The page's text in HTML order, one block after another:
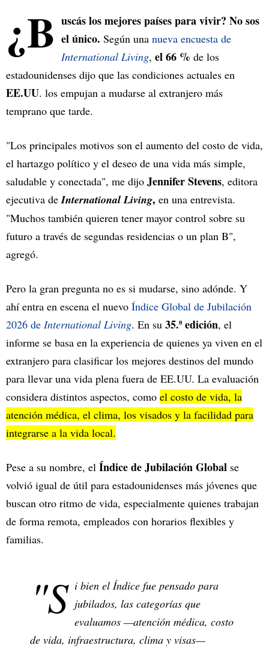
¿B uscás los mejores países para vivir? No sos
el único. Según una nueva encuesta de
International Living, el 66 % de los
estadounidenses dijo que las condiciones actuales en
EE.UU. los empujan a mudarse al extranjero más
temprano que tarde.
"Los principales motivos son el aumento del costo de vida,
el hartazgo político y el deseo de una vida más simple,
saludable y conectada", me dijo Jennifer Stevens, editora
ejecutiva de International Living, en una entrevista.
"Muchos también quieren tener mayor control sobre su
futuro a través de segundas residencias o un plan B",
agregó.
Pero la gran pregunta no es si mudarse, sino adónde. Y
ahí entra en escena el nuevo Índice Global de Jubilación
2026 de International Living. En su 35.ª edición, el
informe se basa en la experiencia de quienes ya viven en el
extranjero para clasificar los mejores destinos del mundo
para llevar una vida plena fuera de EE.UU. La evaluación
considera distintos aspectos, como el costo de vida, la
atención médica, el clima, los visados y la facilidad para
integrarse a la vida local.
Pese a su nombre, el Índice de Jubilación Global se
volvió igual de útil para estadounidenses más jóvenes que
buscan otro ritmo de vida, especialmente quienes trabajan
de forma remota, empleados con horarios flexibles y
familias.
"S i bien el Índice fue pensado para
jubilados, las categorías que
evaluamos —atención médica, costo
de vida, infraestructura, clima y visas—